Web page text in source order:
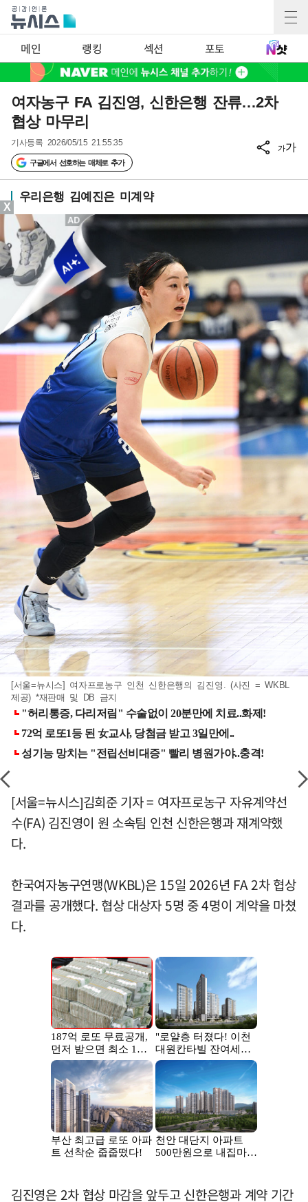
메인 랭킹 섹션 포토
여자농구 FA 김진영, 신한은행 잔류…2차
협상 마무리
기사등록 2026/05/15 21:55:35
구글에서 선호하는 매체로 추가
가가
우리은행 김예진은 미계약
[서울=뉴시스] 여자프로농구 인천 신한은행의 김진영. (사진 = WKBL
제공) *재판매 및 DB 금지
[서울=뉴시스]김희준 기자 = 여자프로농구 자유계약선
수(FA) 김진영이 원 소속팀 인천 신한은행과 재계약했
다.
한국여자농구연맹(WKBL)은 15일 2026년 FA 2차 협상
결과를 공개했다. 협상 대상자 5명 중 4명이 계약을 마쳤
다.
김진영은 2차 협상 마감을 앞두고 신한은행과 계약 기간
X